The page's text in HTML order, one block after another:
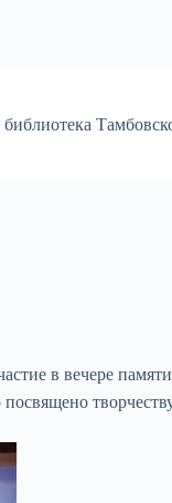
в вечере